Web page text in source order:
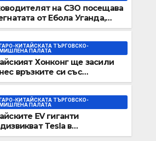
ТЪРГОВСКО-ПРОМИШЛЕНА ПАЛАТА
на СЗО
Уганда, след
от ДРК
ADMIN
на СЗО посещава
от Ебола Уганда,
като вирусът се
КИТАЙСКАТА ТЪРГОВСКО-
ПАЛАТА
Хонконг ще засили
връзките си със
Арабия
КИТАЙСКАТА ТЪРГОВСКО-
ПАЛАТА
EV гиганти
Tesla в
за